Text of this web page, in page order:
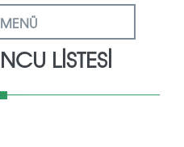
LISTESI